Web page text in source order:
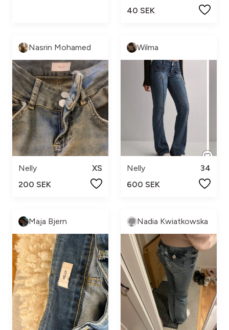
40 SEK
Nasrin Mohamed
Nelly
XS
200 SEK
Wilma
Nelly
34
600 SEK
Maja Bjern Nadia Kwiatkowska